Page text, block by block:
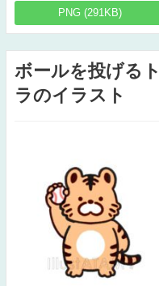
PNG (291KB)
ボールを投げるト
ラのイラスト